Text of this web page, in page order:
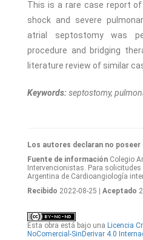
This is a rare case report
shock and severe
atrial septostomy was
procedure and bridging
literature review of similar
Keywords:septostomy,
Los autores declaran no
Fuente de información Colegio
Intervencionistas. Para
Argentina de Cardioangiología
Recibido 2022-08-25 | Aceptado
Esta obra está bajo una Licencia
NoComercial-SinDerivar 4.0